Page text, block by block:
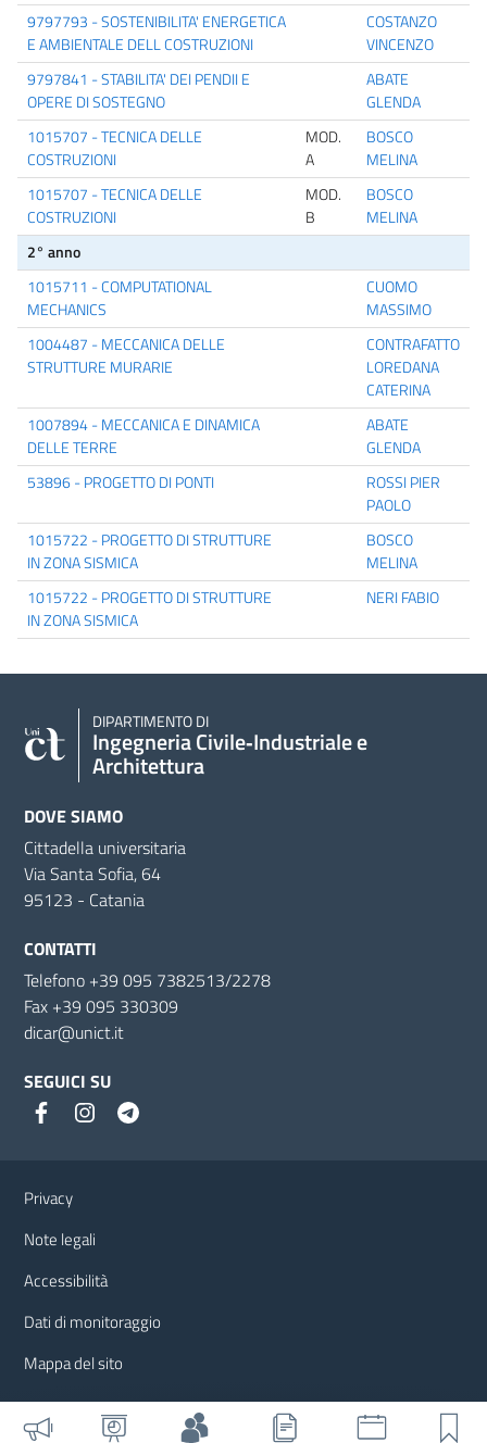
9797793 - SOSTENIBILITA' ENERGETICA
E AMBIENTALE DELL COSTRUZIONI
COSTANZO
VINCENZO
9797841 - STABILITA' DEI PENDII E
OPERE DI SOSTEGNO
ABATE
GLENDA
1015707 - TECNICA DELLE
COSTRUZIONI
MOD.
A
BOSCO
MELINA
1015707 - TECNICA DELLE
COSTRUZIONI
MOD.
B
BOSCO
MELINA
2° anno
1015711 - COMPUTATIONAL
MECHANICS
CUOMO
MASSIMO
1004487 - MECCANICA DELLE
STRUTTURE MURARIE
CONTRAFATTO
LOREDANA
CATERINA
1007894 - MECCANICA E DINAMICA
DELLE TERRE
ABATE
GLENDA
53896 - PROGETTO DI PONTI
ROSSI PIER
PAOLO
1015722 - PROGETTO DI STRUTTURE
IN ZONA SISMICA
BOSCO
MELINA
1015722 - PROGETTO DI STRUTTURE
IN ZONA SISMICA
NERI FABIO
DIPARTIMENTO DI
Ingegneria Civile‑Industriale e
Architettura
DOVE SIAMO
Cittadella universitaria
Via Santa Sofia, 64
95123 - Catania
CONTATTI
Telefono +39 095 7382513/2278
Fax +39 095 330309
dicar@unict.it
SEGUICI SU
Privacy
Note legali
Accessibilità
Dati di monitoraggio
Mappa del sito